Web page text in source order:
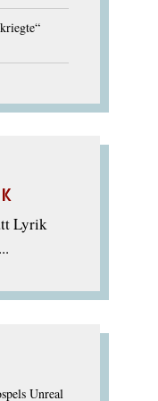
Unreal